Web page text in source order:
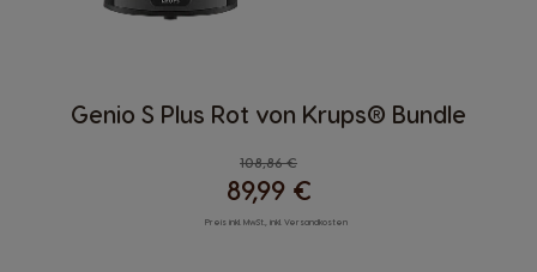
Genio S Plus Rot von Krups® Bundle
Regular Price
108,86 €
89,99 €
Preis inkl. MwSt., inkl. Versandkosten